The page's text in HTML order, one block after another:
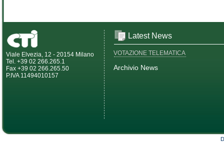
Viale Elvezia, 12 - 20154 Milano
Tel. +39 02 266.265.1
Fax +39 02 266.265.50
P.IVA 11494010157
Latest News
VOTAZIONE TELEMATICA
Archivio News